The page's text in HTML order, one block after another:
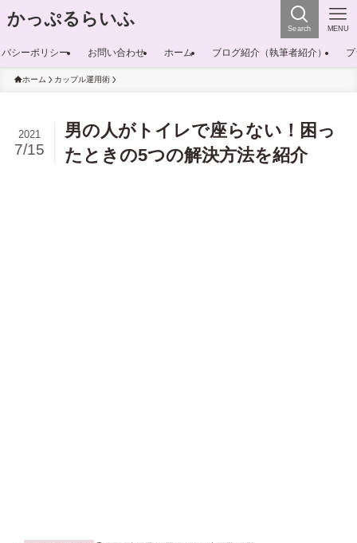
かっぷるらいふ Search MENU
シーポリシー お問い合わせ ホーム ブログ紹介（執筆者紹介）
ホーム カップル運用術
男の人がトイレで座らない！困っ
たときの5つの解決方法を紹介
2021
7/15